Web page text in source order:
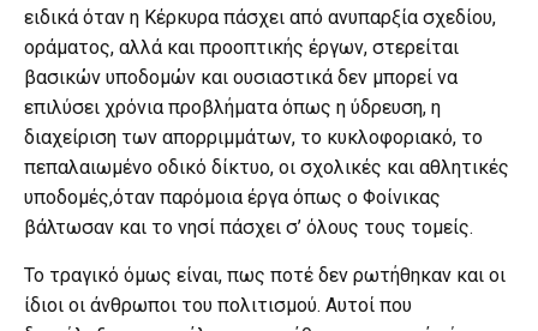
ειδικά όταν η Κέρκυρα πάσχει από ανυπαρξία σχεδίου,
οράματος, αλλά και προοπτικής έργων, στερείται
βασικών υποδομών και ουσιαστικά δεν μπορεί να
επιλύσει χρόνια προβλήματα όπως η ύδρευση, η
διαχείριση των απορριμμάτων, το κυκλοφοριακό, το
πεπαλαιωμένο οδικό δίκτυο, οι σχολικές και αθλητικές
υποδομές,όταν παρόμοια έργα όπως ο Φοίνικας
βάλτωσαν και το νησί πάσχει σ’ όλους τους τομείς.
Το τραγικό όμως είναι, πως ποτέ δεν ρωτήθηκαν και οι
ίδιοι οι άνθρωποι του πολιτισμού. Αυτοί που